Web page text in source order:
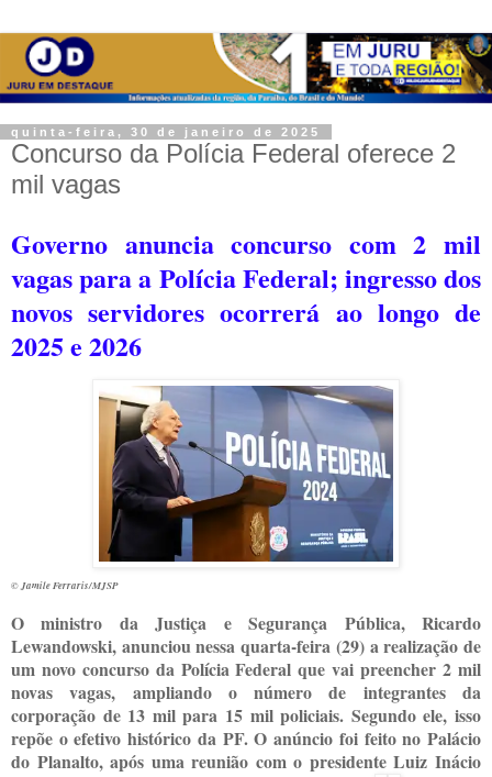
quinta-feira, 30 de janeiro de 2025
Concurso da Polícia Federal oferece 2
mil vagas
Governo anuncia concurso com 2 mil
vagas para a Polícia Federal; ingresso dos
novos servidores ocorrerá ao longo de
2025 e 2026
© Jamile Ferraris/MJSP
O ministro da Justiça e Segurança Pública, Ricardo
Lewandowski, anunciou nessa quarta-feira (29) a realização de
um novo concurso da Polícia Federal que vai preencher 2 mil
novas vagas, ampliando o número de integrantes da
corporação de 13 mil para 15 mil policiais. Segundo ele, isso
repõe o efetivo histórico da PF. O anúncio foi feito no Palácio
do Planalto, após uma reunião com o presidente Luiz Inácio